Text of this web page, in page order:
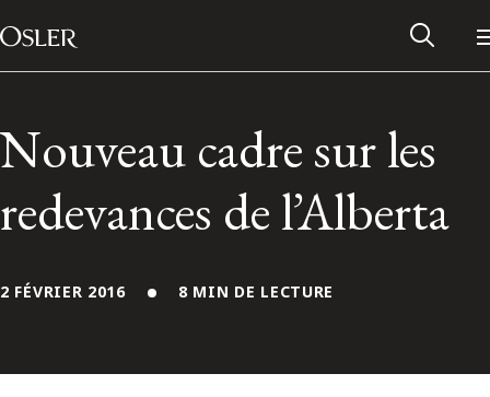
Passer au contenu
Main Navigation
Nouveau cadre sur les
redevances de l’Alberta
2 FÉVRIER 2016 8 MIN DE LECTURE